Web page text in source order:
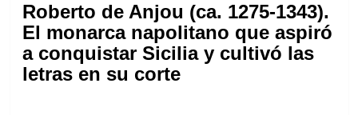
Roberto de Anjou (ca. 1275-1343).
El monarca napolitano que aspiró
a conquistar Sicilia y cultivó las
letras en su corte